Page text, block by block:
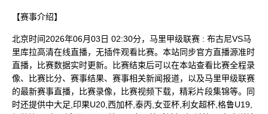
【赛事介绍】
北京时间2026年06月03日 02:30分，马里甲级联赛 : 布古尼VS马
里库拉高清在线直播，无插件观看比赛。本站同步官方直播源准时
直播，比赛数据实时更新。比赛结束后可以在本站查看比赛全程录
像、比赛比分、赛事结果、赛事相关新闻报道，以及马里甲级联赛
的最新赛事直播，比赛录像，比赛视频下载，精彩片段集锦等。同
时还提供中大足,印果U20,西加杯,泰丙,女亚杯,利女超杯,格鲁U19,